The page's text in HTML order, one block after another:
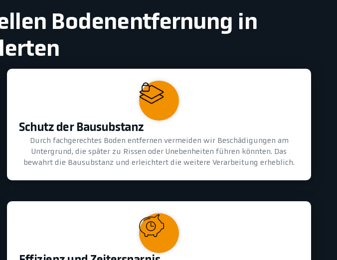
Bodenentfernung in
Schutz der Bausubstanz
Durch fachgerechtes Boden entfernen vermeiden wir Beschädigungen am
Untergrund, die später zu Rissen oder Unebenheiten führen könnten. Das
bewahrt die Bausubstanz und erleichtert die weitere Verarbeitung erheblich.